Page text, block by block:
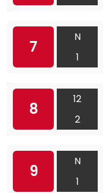
7
N
1
8
12
2
9
N
1